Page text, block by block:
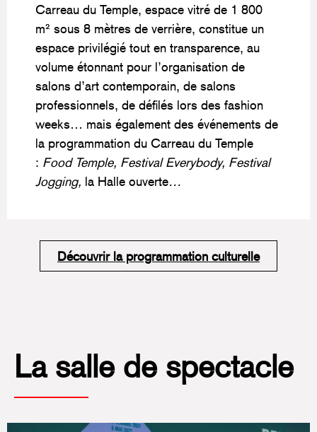
Carreau du Temple, espace vitré de 1 800
m² sous 8 mètres de verrière, constitue un
espace privilégié tout en transparence, au
volume étonnant pour l’organisation de
salons d’art contemporain, de salons
professionnels, de défilés lors des fashion
weeks… mais également des événements de
la programmation du Carreau du Temple
: Food Temple, Festival Everybody, Festival
Jogging, la Halle ouverte…
Découvrir la programmation culturelle
La salle de spectacle